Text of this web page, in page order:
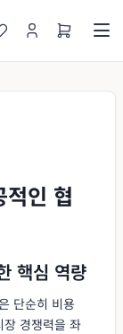
적인 협
핵심 역량
단순히 비용
경쟁력을 좌